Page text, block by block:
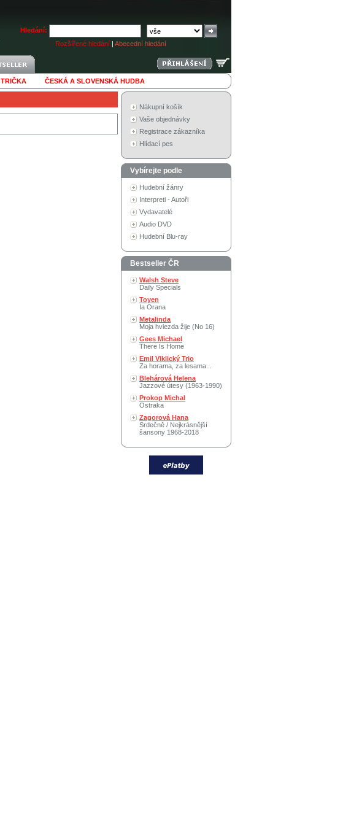
Hledání:
Rozšířené hledání | Abecední hledání
TRIČKA ČESKÁ A SLOVENSKÁ HUDBA
Nákupní košík
Vaše objednávky
Registrace zákazníka
Hlídací pes
Vybírejte podle
Hudební žánry
Interpreti - Autoři
Vydavatelé
Audio DVD
Hudební Blu-ray
Bestseller ČR
Walsh Steve
Daily Specials
Toyen
Ia Orana
Metalinda
Moja hviezda žije (No 16)
Gees Michael
There Is Home
Emil Viklický Trio
Za horama, za lesama...
Blehárová Helena
Jazzové útesy (1963-1990)
Prokop Michal
Ostraka
Zagorová Hana
Srdečně / Nejkrásnější
šansony 1968-2018